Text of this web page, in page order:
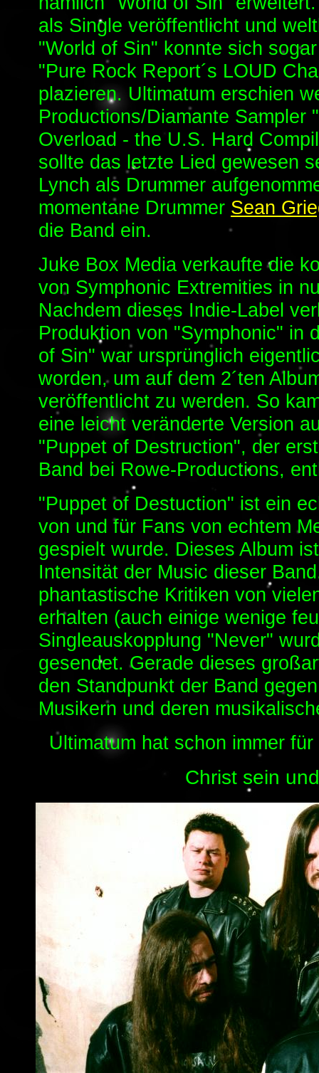
als Single veröffentlicht und
"World of Sin" konnte sich
"Pure Rock Report´s LOUD
plazieren. Ultimatum erschien
Productions/Diamante Sampler
Overload - the U.S. Hard
sollte das letzte Lied gewesen
Lynch als Drummer
momentane Drummer Sean
die Band ein.
Juke Box Media verkaufte die
von Symphonic Extremities in
Nachdem dieses Indie-Label
Produktion von "Symphonic" in
of Sin" war ursprünglich
worden, um auf dem 2´ten
veröffentlicht zu werden. So
eine leicht veränderte Version
"Puppet of Destruction", der
Band bei Rowe-Productions,
"Puppet of Destuction" ist ein
von und für Fans von echtem
gespielt wurde. Dieses Album
Intensität der Music dieser
phantastische Kritiken von
erhalten (auch einige wenige
Singleauskopplung "Never"
gesendet. Gerade dieses
den Standpunkt der Band
Musikern und deren
Ultimatum hat schon immer
Christ sein